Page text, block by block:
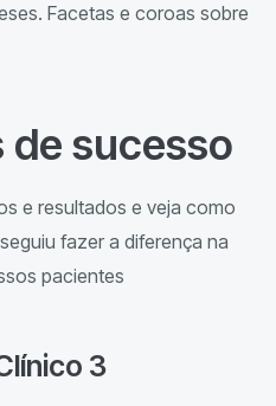
Facetas e coroas sobre
de sucesso
e resultados e veja como
fazer a diferença na
pacientes
3